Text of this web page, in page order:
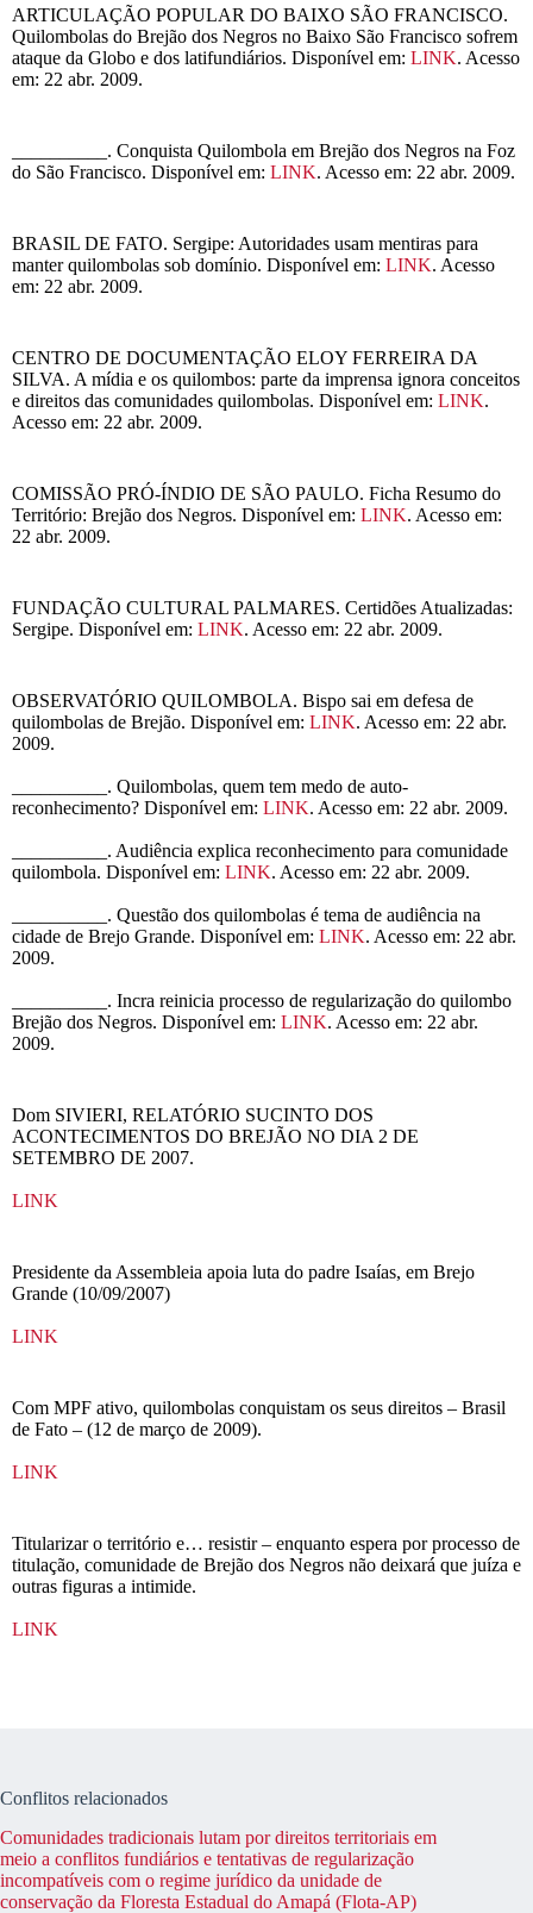
ARTICULAÇÃO POPULAR DO BAIXO SÃO FRANCISCO.
Quilombolas do Brejão dos Negros no Baixo São Francisco sofrem
ataque da Globo e dos latifundiários. Disponível em: LINK. Acesso
em: 22 abr. 2009.
__________. Conquista Quilombola em Brejão dos Negros na Foz
do São Francisco. Disponível em: LINK. Acesso em: 22 abr. 2009.
BRASIL DE FATO. Sergipe: Autoridades usam mentiras para
manter quilombolas sob domínio. Disponível em: LINK. Acesso
em: 22 abr. 2009.
CENTRO DE DOCUMENTAÇÃO ELOY FERREIRA DA
SILVA. A mídia e os quilombos: parte da imprensa ignora conceitos
e direitos das comunidades quilombolas. Disponível em: LINK.
Acesso em: 22 abr. 2009.
COMISSÃO PRÓ-ÍNDIO DE SÃO PAULO. Ficha Resumo do
Território: Brejão dos Negros. Disponível em: LINK. Acesso em:
22 abr. 2009.
FUNDAÇÃO CULTURAL PALMARES. Certidões Atualizadas:
Sergipe. Disponível em: LINK. Acesso em: 22 abr. 2009.
OBSERVATÓRIO QUILOMBOLA. Bispo sai em defesa de
quilombolas de Brejão. Disponível em: LINK. Acesso em: 22 abr.
2009.
__________. Quilombolas, quem tem medo de auto-
reconhecimento? Disponível em: LINK. Acesso em: 22 abr. 2009.
__________. Audiência explica reconhecimento para comunidade
quilombola. Disponível em: LINK. Acesso em: 22 abr. 2009.
__________. Questão dos quilombolas é tema de audiência na
cidade de Brejo Grande. Disponível em: LINK. Acesso em: 22 abr.
2009.
__________. Incra reinicia processo de regularização do quilombo
Brejão dos Negros. Disponível em: LINK. Acesso em: 22 abr.
2009.
Dom SIVIERI, RELATÓRIO SUCINTO DOS
ACONTECIMENTOS DO BREJÃO NO DIA 2 DE
SETEMBRO DE 2007.
LINK
Presidente da Assembleia apoia luta do padre Isaías, em Brejo
Grande (10/09/2007)
LINK
Com MPF ativo, quilombolas conquistam os seus direitos – Brasil
de Fato – (12 de março de 2009).
LINK
Titularizar o território e… resistir – enquanto espera por processo de
titulação, comunidade de Brejão dos Negros não deixará que juíza e
outras figuras a intimide.
LINK
Conflitos relacionados
Comunidades tradicionais lutam por direitos territoriais em
meio a conflitos fundiários e tentativas de regularização
incompatíveis com o regime jurídico da unidade de
conservação da Floresta Estadual do Amapá (Flota-AP)